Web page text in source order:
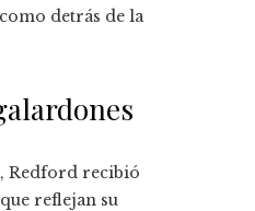
detrás de la
Redford recibió
reflejan su